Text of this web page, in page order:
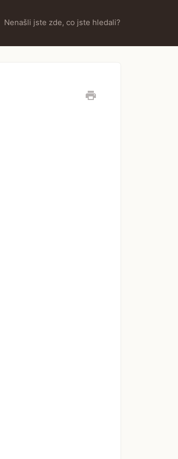
Nenašli jste zde, co jste hledali?